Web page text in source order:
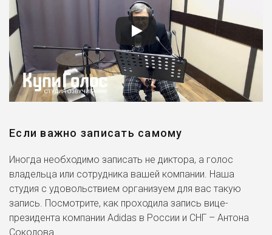
Если важно записать самому
Иногда необходимо записать не диктора, а голос
владельца или сотрудника вашей компании. Наша
студия с удовольствием организуем для вас такую
запись. Посмотрите, как проходила запись вице-
президента компании Adidas в России и СНГ – Антона
Соколова.